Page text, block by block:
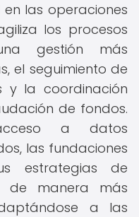
en las operaciones
los procesos
gestión más
el seguimiento de
y la coordinación
de fondos.
a datos
las fundaciones
estrategias de
de manera más
a las